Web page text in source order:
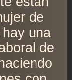
de
una
de